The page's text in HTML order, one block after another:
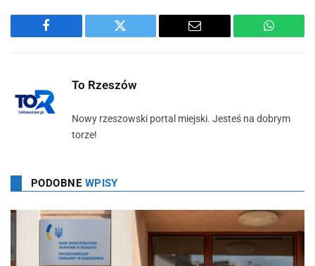
Facebook Twitter Email
To Rzeszów
Nowy rzeszowski portal miejski. Jesteś na dobrym
torze!
PODOBNE WPISY